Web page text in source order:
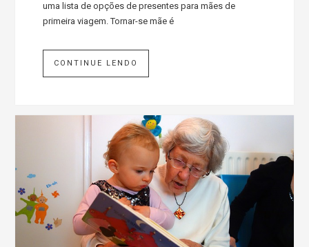
uma lista de opções de presentes para mães de
primeira viagem. Tornar-se mãe é
CONTINUE LENDO